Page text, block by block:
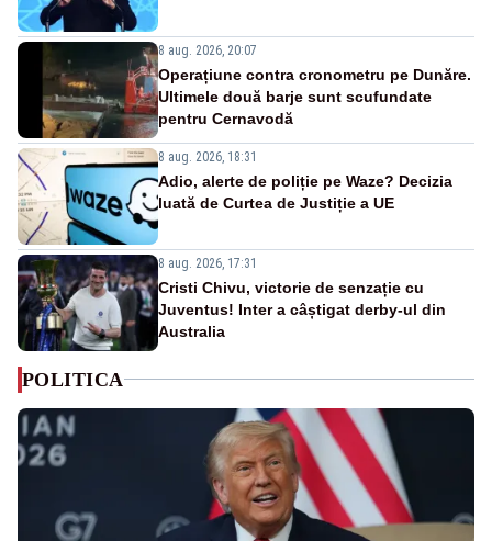
8 aug. 2026, 20:07
Operațiune contra cronometru pe Dunăre.
Ultimele două barje sunt scufundate
pentru Cernavodă
8 aug. 2026, 18:31
Adio, alerte de poliție pe Waze? Decizia
luată de Curtea de Justiție a UE
8 aug. 2026, 17:31
Cristi Chivu, victorie de senzație cu
Juventus! Inter a câștigat derby-ul din
Australia
POLITICA